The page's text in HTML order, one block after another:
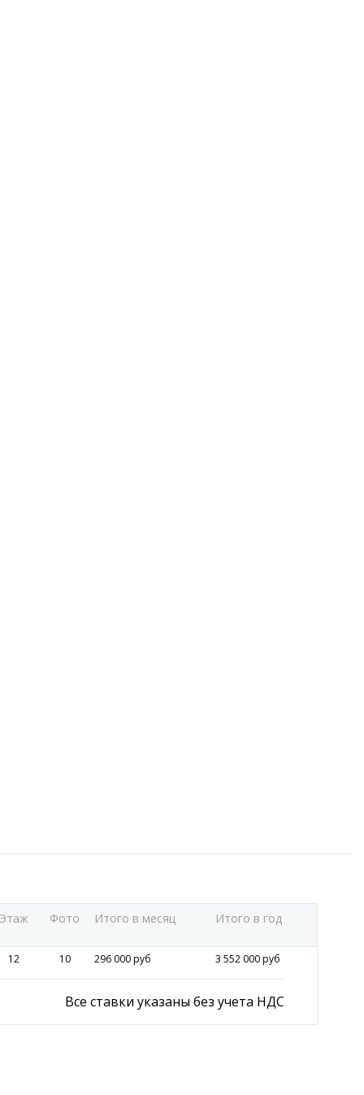
Этаж Фото Итого в месяц Итого в год
12 10 296 000 руб 3 552 000 руб
Все ставки указаны без учета НДС